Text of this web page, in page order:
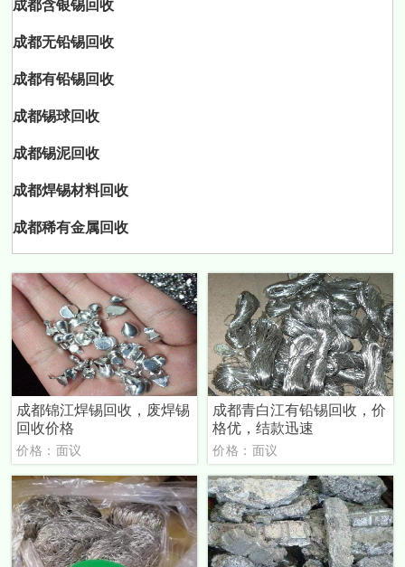
成都含银锡回收
成都无铅锡回收
成都有铅锡回收
成都锡球回收
成都锡泥回收
成都焊锡材料回收
成都稀有金属回收
成都锦江焊锡回收，废焊锡
回收价格
价格：面议
成都青白江有铅锡回收，价
格优，结款迅速
价格：面议